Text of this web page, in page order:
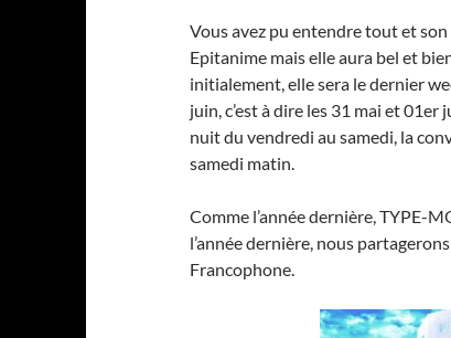
Vous avez pu entendre tout et
Epitanime mais elle aura bel et
initialement, elle sera le dernier
juin, c’est à dire les 31 mai et 01er
nuit du vendredi au samedi, la
samedi matin.
Comme l’année dernière, TYPE-
l’année dernière, nous
Francophone.